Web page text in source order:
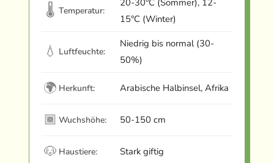
🌡 Temperatur:
15°C (Winter)
💧 Luftfeuchte:
Niedrig bis normal (30-
50%)
🌍 Herkunft: Arabische Halbinsel, Afrika
🏾 Wuchshöhe: 50-150 cm
🐶 Haustiere: Stark giftig